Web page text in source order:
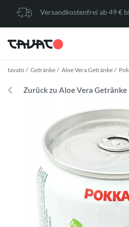
Versandkostenfrei ab 49 €
tavato Getränke Aloe Vera Getränke
Zurück zu Aloe Vera Getränke